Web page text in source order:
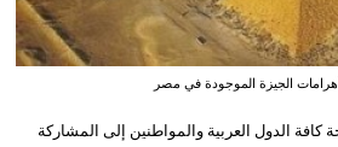
الجيزة الموجودة في مصر
كافة الدول العربية والمواطنين إلى المشاركة